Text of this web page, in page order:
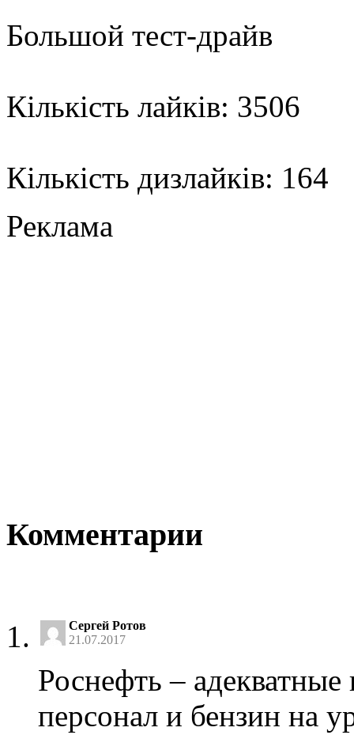
Большой тест-драйв
Кількість лайків: 3506
Кількість дизлайків: 164
Реклама
Комментарии
Сергей Ротов
21.07.2017
Роснефть –
персонал и бензин на